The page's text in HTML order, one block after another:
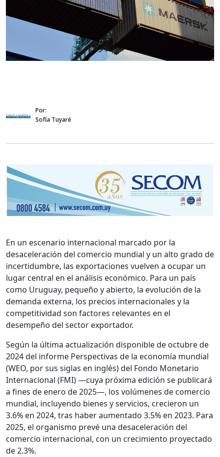
Por:
Sofía Tuyaré
En un escenario internacional marcado por la
desaceleración del comercio mundial y un alto grado de
incertidumbre, las exportaciones vuelven a ocupar un
lugar central en el análisis económico. Para un país
como Uruguay, pequeño y abierto, la evolución de la
demanda externa, los precios internacionales y la
competitividad son factores relevantes en el
desempeño del sector exportador.
Según la última actualización disponible de octubre de
2024 del informe Perspectivas de la economía mundial
(WEO, por sus siglas en inglés) del Fondo Monetario
Internacional (FMI) —cuya próxima edición se publicará
a fines de enero de 2025—, los volúmenes de comercio
mundial, incluyendo bienes y servicios, crecieron un
3.6% en 2024, tras haber aumentado 3.5% en 2023. Para
2025, el organismo prevé una desaceleración del
comercio internacional, con un crecimiento proyectado
de 2.3%.